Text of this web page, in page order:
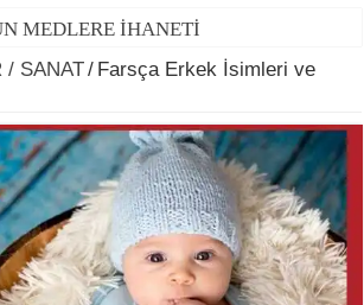
MEDLERE İHANETİ
2026’DA TOP ARDINDA
/ SANAT/ Farsça Erkek İsimleri ve